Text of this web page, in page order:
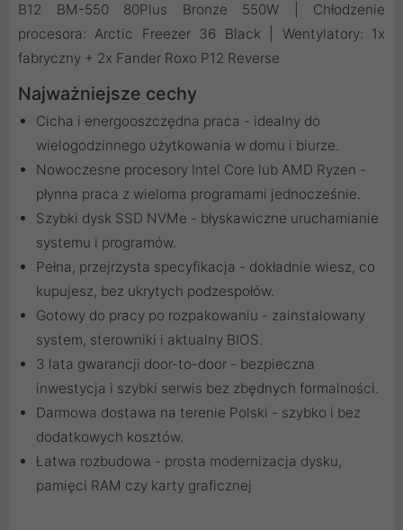
B12 BM-550 80Plus Bronze 550W | Chłodzenie
procesora: Arctic Freezer 36 Black | Wentylatory: 1x
fabryczny + 2x Fander Roxo P12 Reverse
Najważniejsze cechy
Cicha i energooszczędna praca - idealny do
wielogodzinnego użytkowania w domu i biurze.
Nowoczesne procesory Intel Core lub AMD Ryzen -
płynna praca z wieloma programami jednocześnie.
Szybki dysk SSD NVMe - błyskawiczne uruchamianie
systemu i programów.
Pełna, przejrzysta specyfikacja - dokładnie wiesz, co
kupujesz, bez ukrytych podzespołów.
Gotowy do pracy po rozpakowaniu - zainstalowany
system, sterowniki i aktualny BIOS.
3 lata gwarancji door-to-door - bezpieczna
inwestycja i szybki serwis bez zbędnych formalności.
Darmowa dostawa na terenie Polski - szybko i bez
dodatkowych kosztów.
Łatwa rozbudowa - prosta modernizacja dysku,
pamięci RAM czy karty graficznej